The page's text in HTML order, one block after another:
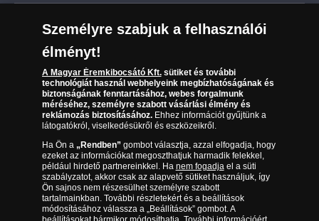
Kézbesítés
Reklamáció
Visszaküldés
Elállási űrlap
Karrier
Sütik (cookies) használata
Süti (cookies)Beállítások
Társaságunkról
Az érmék és érmek ára és értéke
Gyakran ismételt kérdések
Adatkezelés
06 80 888 889
(díjmentesen hívható hétfőtől csütörtökig 9.00 és 17.00
óra között, péntekenként 9.00 és 15.00 óra között)
Személyre szabjuk a felhasználói
élményt!
A Magyar Éremkibocsátó Kft.sütiket és további
technológiát használ webhelyeink megbízhatóságának és
biztonságának fenntartásához, webes forgalmunk
méréséhez, személyre szabott vásárlási élmény és
reklámozás biztosításához.Ehhez információt gyűjtünk a
látogatókról, viselkedésükről és eszközeikről.
Ha Ön a „Rendben”gombot választja, azzal elfogadja, hogy
ezeket az információkat megoszthatjuk harmadik felekkel,
például hirdető partnereinkkel. Ha nem fogadjael a süti
szabályzatot, akkor csak az alapvető sütiket használjuk, így
Ön sajnos nem részesülhet személyre szabott
tartalmainkban. További részletekért és a beállítások
módosításához válassza a „Beállítások” gombot. A